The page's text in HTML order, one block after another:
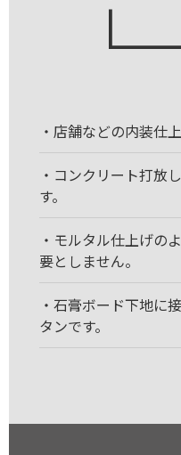
・店舗などの内装仕
・コンクリート打放
す。
・モルタル仕上げの
要としません。
・石膏ボード下地に
タンです。